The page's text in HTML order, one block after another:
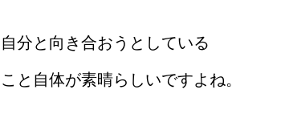
自分と向き合おうとしている
こと自体が素晴らしいですよね。